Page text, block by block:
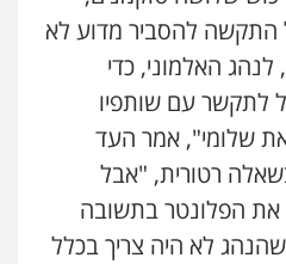
התקשה להסביר מדוע לא
לנהג האלמוני, כדי
לתקשר עם שותפיו
שלומי", אמר העד
רטורית, "אבל
את הפלונטר בתשובה
לא היה צריך בכלל